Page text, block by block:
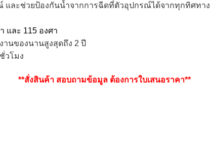
และช่วยป้องกันน้ำจากการฉีดที่ตัวอุปกรณ์ได้จากทุกทิศทาง
และ 115 องศา
นของนานสูงสุดถึง 2 ปี
วโมง
**สั่งสินค้า สอบถามข้อมูล ต้องการใบเสนอราคา**